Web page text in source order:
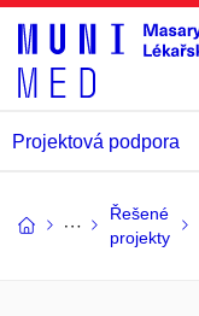
Projektová podpora
Řešené
projekty